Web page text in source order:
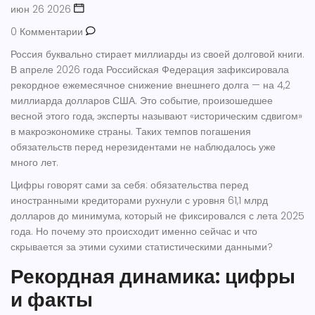
июн 26 2026
0 Комментарии
Россия буквально стирает миллиарды из своей долговой книги.
В апреле 2026 года Российская Федерация зафиксировала
рекордное ежемесячное снижение внешнего долга — на 4,2
миллиарда долларов США. Это событие, произошедшее
весной этого года, эксперты называют «историческим сдвигом»
в макроэкономике страны. Таких темпов погашения
обязательств перед нерезидентами не наблюдалось уже
много лет.
Цифры говорят сами за себя: обязательства перед
иностранными кредиторами рухнули с уровня 61,1 млрд
долларов до минимума, который не фиксировался с лета 2025
года. Но почему это происходит именно сейчас и что
скрывается за этими сухими статистическими данными?
Рекордная динамика: цифры
и факты